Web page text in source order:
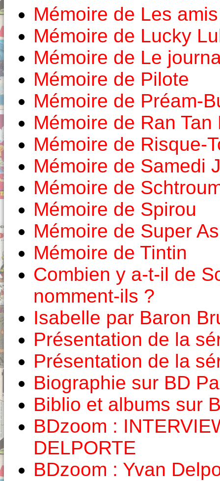
Mémoire de Les
Mémoire de Lucky
Mémoire de Le
Mémoire de Pilote
Mémoire de Préam-
Mémoire de Ran Tan
Mémoire de Risque-
Mémoire de Samedi
Mémoire de
Mémoire de Spirou
Mémoire de Super As
Mémoire de Tintin
Combien y a-t-il de
nomment-ils ?
Isabelle par Baron
Présentation de la
Présentation de la
Biographie sur BD
Biblio et albums sur
BDzoom :
DELPORTE
BDzoom : Yvan